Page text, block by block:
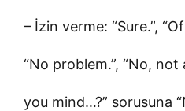
– İzin verme: “Sure.”,
“No problem.”, “No, not
you mind…?” sorusuna